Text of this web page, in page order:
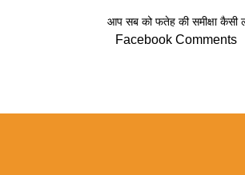
आप सब को फतेह की समीक्षा
Facebook Comments